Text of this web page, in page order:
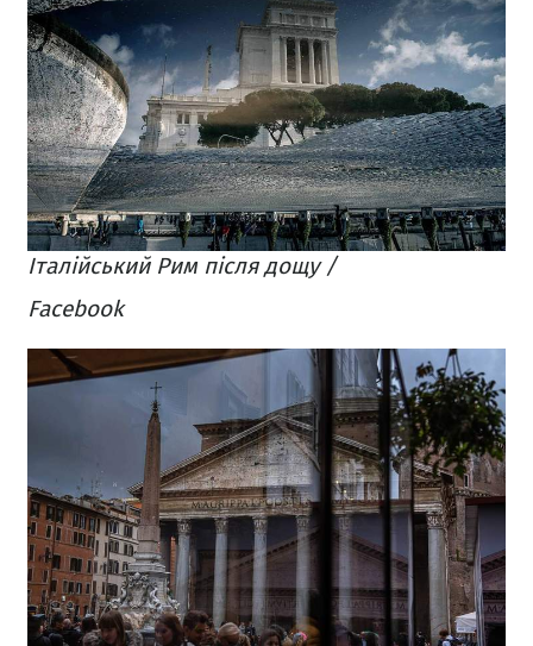
Італійський Рим після дощу /
Facebook